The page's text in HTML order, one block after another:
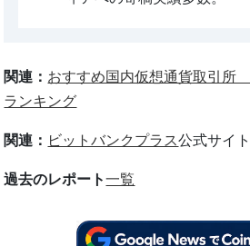
関連： おすすめ国内仮想通貨取引所
ランキング
関連： ビットバンクプラス公式サイト
過去のレポート一覧